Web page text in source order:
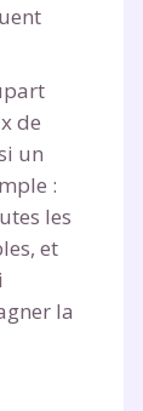
de
un
:
les
et
la